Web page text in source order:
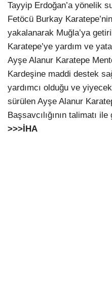
Tayyip Erdoğan’a yönelik
Fetöcü Burkay
yakalanarak Muğla’ya
Karatepe’ye yardım ve
Ayşe Alanur Karatepe
Kardeşine maddi destek
yardımcı olduğu ve
sürülen Ayşe Alanur
Başsavcılığının talimatı ile
>>>İHA